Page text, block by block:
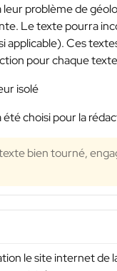
problème de
Le texte pourra
applicable). Ces
pour chaque
isolé
choisi pour la
bien tourné,
le site internet de